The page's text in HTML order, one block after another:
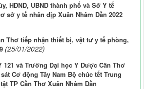
HĐND, UBND thành phố và Sở Y tế
sở y tế nhân dịp Xuân Nhâm Dần 2022
Thơ tiếp nhận thiết bị, vật tư y tế phòng,
(25/01/2022)
121 và Trường Đại học Y Dược Cần Thơ
Cơ động Tây Nam Bộ chúc tết Trung
TP Cần Thơ Xuân Nhâm Dần